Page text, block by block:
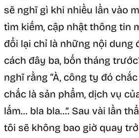
sẽ nghĩ gì khi nhiều lần vào
tìm kiếm, cập nhật thông tin
đổi lại chỉ là những nội dung
cách đây ba, bốn tháng
nghĩ rằng “À, công ty đó
chắc là sản phẩm, dịch vụ
lắm… bla bla…”. Sau vài lần
tôi sẽ không bao giờ quay